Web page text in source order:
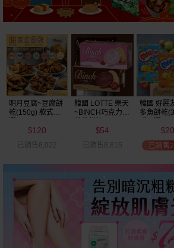
明月豆腐~豆腐餅
乾(150g) 款式可
$120
已銷售8,022
韓國 LOTTE 樂天
~BINCH巧克力／
款式可選
$54
已銷售8,815
韓國 好麗
多魚餅乾
$20
已銷售